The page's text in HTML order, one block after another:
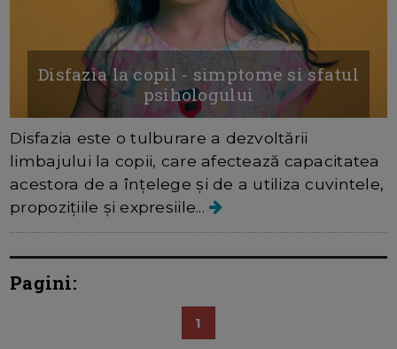
Disfazia la copil - simptome si sfatul
psihologului
Disfazia este o tulburare a dezvoltării
limbajului la copii, care afectează capacitatea
acestora de a înțelege și de a utiliza cuvintele,
propozițiile și expresiile...
Pagini:
1